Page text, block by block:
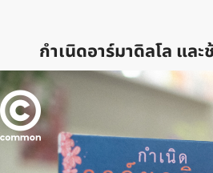
กำเนิดอาร์มาดิลโล แล